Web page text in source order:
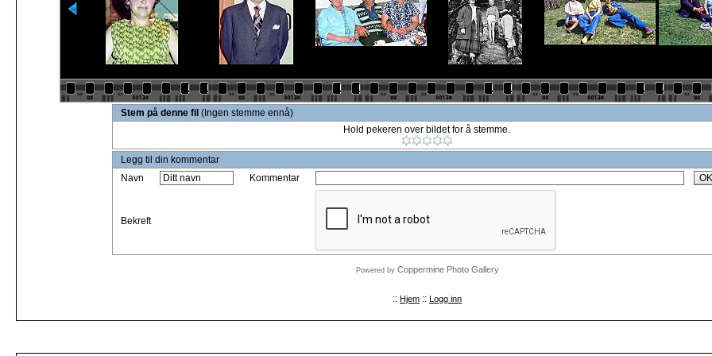
Stem på denne fil (Ingen stemme ennå)
Hold pekeren over bildet for å stemme.
Legg til din kommentar
Navn
Kommentar OK
Bekreft
Powered by Coppermine Photo Gallery
:: Hjem :: Logg inn